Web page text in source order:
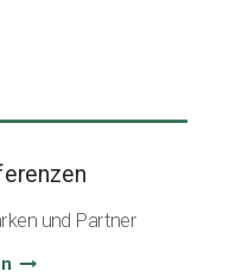
und Partner